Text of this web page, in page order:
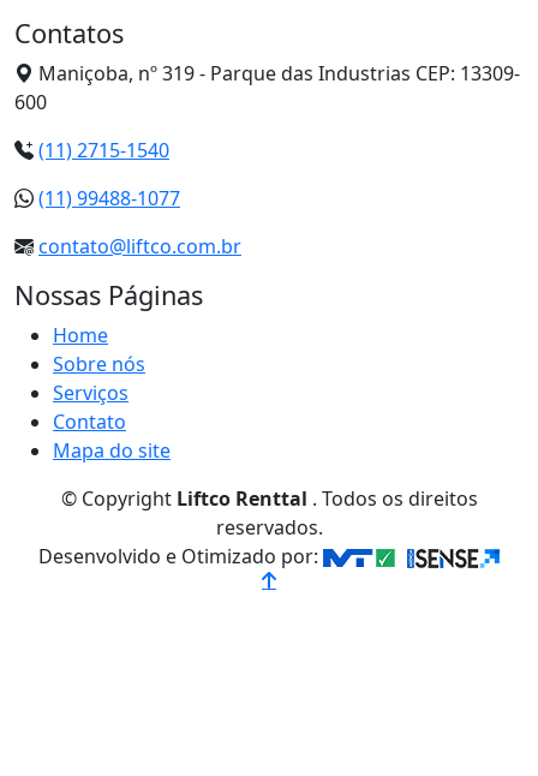
Contatos
Maniçoba, nº 319 - Parque das Industrias CEP: 13309-
600
(11) 2715-1540
(11) 99488-1077
contato@liftco.com.br
Nossas Páginas
Home
Sobre nós
Serviços
Contato
Mapa do site
© Copyright Liftco Renttal . Todos os direitos
reservados.
Desenvolvido e Otimizado por: